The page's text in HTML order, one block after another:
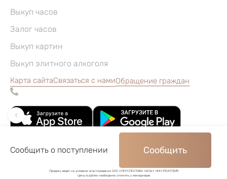
Сообщить о поступлении Сообщить
Продажу ведет на условиях агентирования ООО «ПЕРСПЕКТИВА ЧАСЫ» ИНН 9704173239
Цены в рублях необходимо уточнять у менеджеров
Выкуп часов
Залог часов
Выкуп картин
Выкуп элитного алкоголя
Карта сайтаСвязаться с намиОбращение граждан
©2004–2026, Часовой ломбард «Перспектива»